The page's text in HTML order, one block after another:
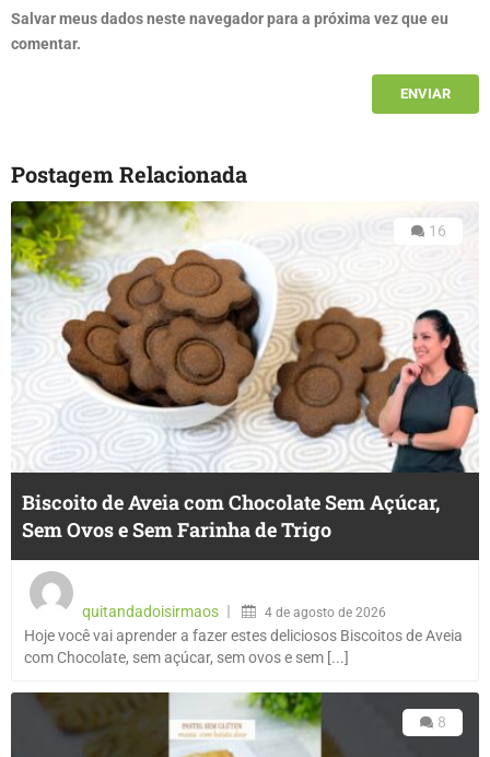
Salvar meus dados neste navegador para a próxima vez que eu
comentar.
Postagem Relacionada
16
Biscoito de Aveia com Chocolate Sem Açúcar,
Sem Ovos e Sem Farinha de Trigo
quitandadoisirmaos 4 de agosto de 2026
Hoje você vai aprender a fazer estes deliciosos Biscoitos de Aveia
com Chocolate, sem açúcar, sem ovos e sem [...]
8